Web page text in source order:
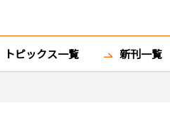
トピックス一覧 新刊一覧